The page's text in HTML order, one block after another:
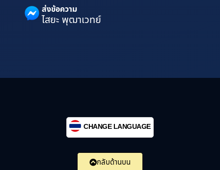
ส่งข้อความ
ไสยะ พุฒาเวทย์
CHANGE LANGUAGE
กลับด้านบน